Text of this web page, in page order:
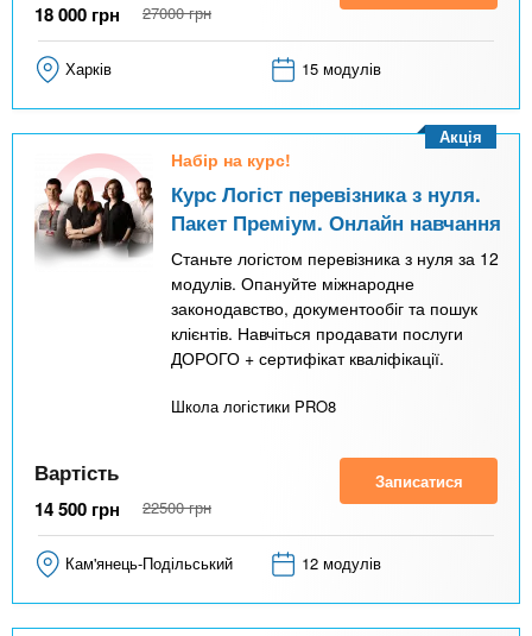
18 000 грн 27000 грн
Харків 15 модулів
Набір на курс!
Курс Логіст перевізника з нуля.
Пакет Преміум. Онлайн навчання
Станьте логістом перевізника з нуля за 12
модулів. Опануйте міжнародне
законодавство, документообіг та пошук
клієнтів. Навчіться продавати послуги
ДОРОГО + сертифікат кваліфікації.
Школа логістики PRO8
Акція
Вартість
14 500 грн 22500 грн
Записатися
Кам'янець-Подільський 12 модулів